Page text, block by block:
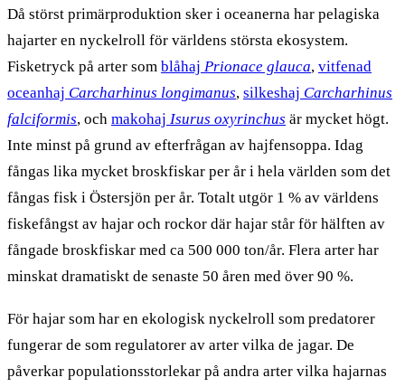
Då störst primärproduktion sker i oceanerna har pelagiska
hajarter en nyckelroll för världens största ekosystem.
Fisketryck på arter som blåhaj Prionace glauca, vitfenad
oceanhaj Carcharhinus longimanus, silkeshaj Carcharhinus
falciformis, och makohaj Isurus oxyrinchus är mycket högt.
Inte minst på grund av efterfrågan av hajfensoppa. Idag
fångas lika mycket broskfiskar per år i hela världen som det
fångas fisk i Östersjön per år. Totalt utgör 1 % av världens
fiskefångst av hajar och rockor där hajar står för hälften av
fångade broskfiskar med ca 500 000 ton/år. Flera arter har
minskat dramatiskt de senaste 50 åren med över 90 %.
För hajar som har en ekologisk nyckelroll som predatorer
fungerar de som regulatorer av arter vilka de jagar. De
påverkar populationsstorlekar på andra arter vilka hajarnas